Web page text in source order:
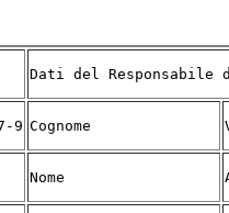
Dati del
9 Cognome
Nome